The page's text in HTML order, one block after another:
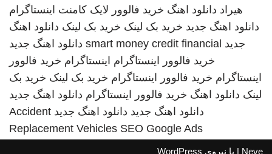
هیراد دانلود اهنگ خرید فالوور لایک کامنت اینستاگرام
دانلود اهنگ جدید خرید بک لینک خرید بک لینک دانلود اهنگ
جدید smart money credit financial دانلود اهنگ جدید
خرید فالوور اینستاگرام اینستاگرام خرید فالوور
اینستاگرام خرید فالوور اینستاگرام خرید بک لینک خرید بک
لینک دانلود اهنگ خرید فالوور اینستاگرام دانلود اهنگ جدید
دانلود اهنگ جدید دانلود اهنگ جدید Accident
Replacement Vehicles SEO Google Ads
Neve | با نیروی WordPress